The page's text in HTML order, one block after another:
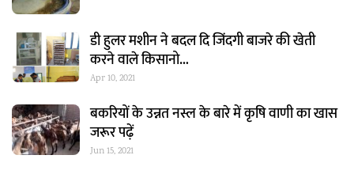
डी हुलर मशीन ने बदल दि जिंदगी बाजरे की खेती
करने वाले किसानो…
Apr 10, 2021
बकरियों के उन्नत नस्ल के बारे में कृषि वाणी का खास
जरूर पढ़ें
Jun 15, 2021